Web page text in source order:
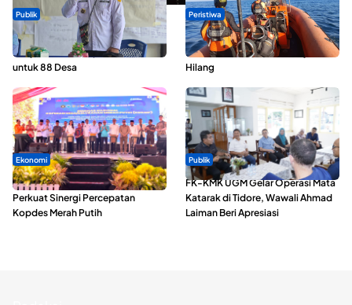
Publik
ABDESI Morotai Apresiasi
Penyaluran ADD Rp3,13 Miliar
untuk 88 Desa
Peristiwa
Dua Longboat Bertabrakan di
Perairan Taliabu, Satu Nelayan
Hilang
Ekonomi
Seminar di Ternate, Mendes
Perkuat Sinergi Percepatan
Kopdes Merah Putih
Publik
FK-KMK UGM Gelar Operasi Mata
Katarak di Tidore, Wawali Ahmad
Laiman Beri Apresiasi